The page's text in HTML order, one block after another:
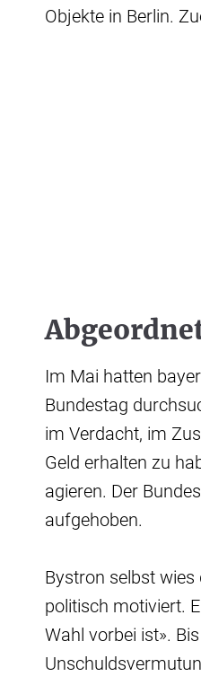
Objekte in Berlin.
Im Mai hatten
Bundestag
im Verdacht, im
Geld erhalten zu
agieren. Der
aufgehoben.
Bystron selbst
politisch motiviert.
Wahl vorbei ist».